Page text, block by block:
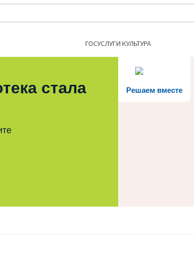
ГОСУСЛУГИ КУЛЬТУРА
Решаем вместе
стала